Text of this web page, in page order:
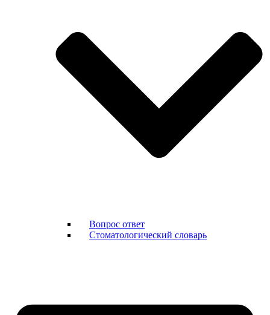
Вопрос ответ
Стоматологический словарь